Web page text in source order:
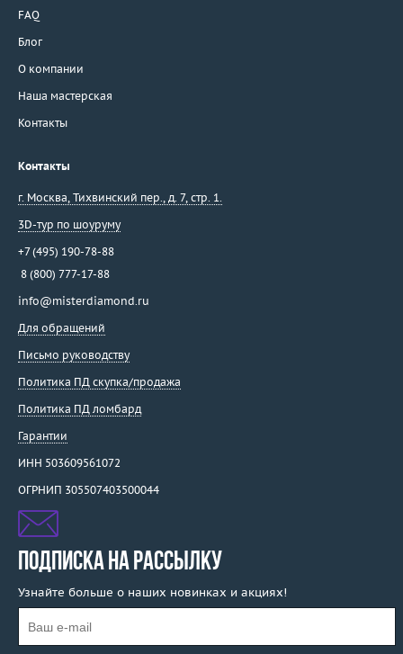
FAQ
Блог
О компании
Наша мастерская
Контакты
Контакты
г. Москва, Тихвинский пер., д. 7, стр. 1.
3D-тур по шоуруму
+7 (495) 190-78-88
8 (800) 777-17-88
info@misterdiamond.ru
Для обращений
Письмо руководству
Политика ПД скупка/продажа
Политика ПД ломбард
Гарантии
ИНН 503609561072
ОГРНИП 305507403500044
ПОДПИСКА НА РАССЫЛКУ
Узнайте больше о наших новинках и акциях!